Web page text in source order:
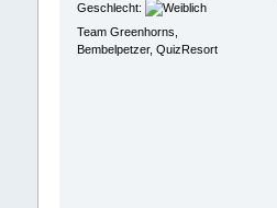
Geschlecht:
Team Greenhorns,
Bembelpetzer, QuizResort